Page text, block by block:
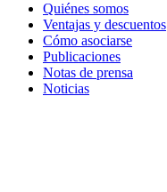
Quiénes somos
Ventajas y descuentos
Cómo asociarse
Publicaciones
Notas de prensa
Noticias